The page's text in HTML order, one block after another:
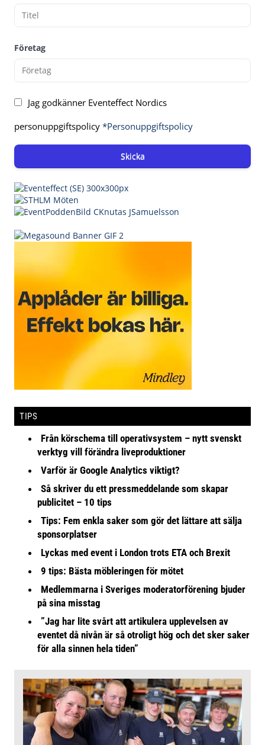
Företag
Jag godkänner Eventeffect Nordics
personuppgiftspolicy *Personuppgiftspolicy
Skicka
TIPS
Från körschema till operativsystem – nytt svenskt
verktyg vill förändra liveproduktioner
Varför är Google Analytics viktigt?
Så skriver du ett pressmeddelande som skapar
publicitet – 10 tips
Tips: Fem enkla saker som gör det lättare att sälja
sponsorplatser
Lyckas med event i London trots ETA och Brexit
9 tips: Bästa möbleringen för mötet
Medlemmarna i Sveriges moderatorförening bjuder
på sina misstag
”Jag har lite svårt att artikulera upplevelsen av
eventet då nivån är så otroligt hög och det sker saker
för alla sinnen hela tiden”